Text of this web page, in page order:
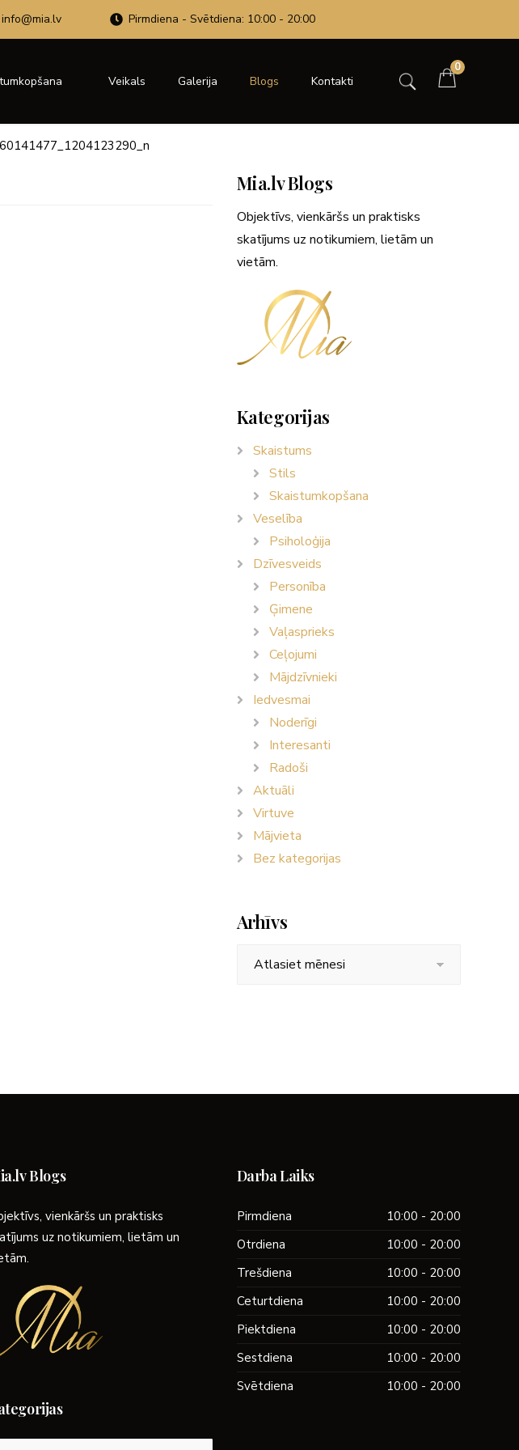
info@mia.lv Pirmdiena - Svētdiena: 10:00 - 20:00
Veikals Galerija Blogs Kontakti
0
Mia.lv Blogs
Objektīvs, vienkāršs un praktisks
skatījums uz notikumiem, lietām un
vietām.
Kategorijas
Skaistums
Stils
Skaistumkopšana
Veselība
Psiholoģija
Dzīvesveids
Personība
Ģimene
Vaļasprieks
Ceļojumi
Mājdzīvnieki
Iedvesmai
Noderīgi
Interesanti
Radoši
Aktuāli
Virtuve
Mājvieta
Bez kategorijas
Arhīvs
Blogs
vienkāršs un praktisks
uz notikumiem, lietām un
Darba Laiks
Pirmdiena
10:00 - 20:00
Otrdiena
10:00 - 20:00
Trešdiena
10:00 - 20:00
Ceturtdiena
10:00 - 20:00
Piektdiena
10:00 - 20:00
Sestdiena
10:00 - 20:00
Svētdiena
10:00 - 20:00